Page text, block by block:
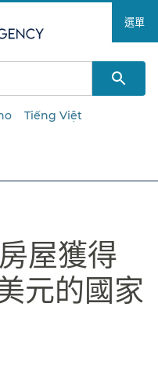
選單​​
Tiếng Việt
屋獲得
元的國家